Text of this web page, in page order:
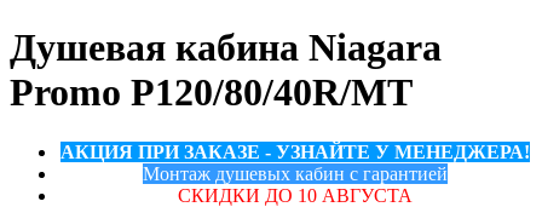
Душевая кабина Niagara
Promo P120/80/40R/MT
АКЦИЯ ПРИ ЗАКАЗЕ - УЗНАЙТЕ У МЕНЕДЖЕРА!
Монтаж душевых кабин с гарантией
СКИДКИ ДО 10 АВГУСТА